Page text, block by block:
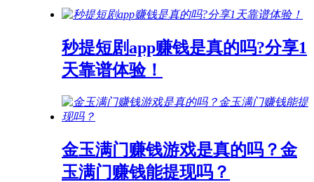
秒提短剧app赚钱是真的吗?分享1
天靠谱体验！
金玉满门赚钱游戏是真的吗？金
玉满门赚钱能提现吗？